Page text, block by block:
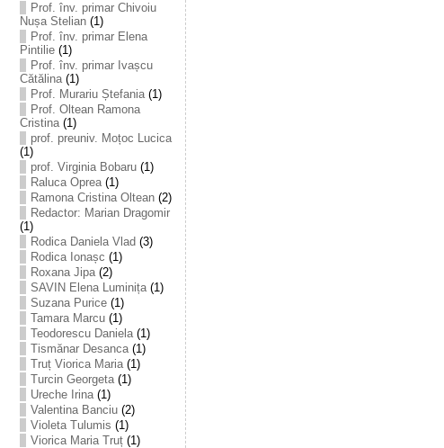
Prof. înv. primar Chivoiu
Nușa Stelian(1)
Prof. înv. primar Elena
Pintilie(1)
Prof. înv. primar Ivașcu
Cătălina(1)
Prof. Murariu Ștefania(1)
Prof. Oltean Ramona
Cristina(1)
prof. preuniv. Moțoc Lucica
(1)
prof. Virginia Bobaru(1)
Raluca Oprea(1)
Ramona Cristina Oltean(2)
Redactor: Marian Dragomir
(1)
Rodica Daniela Vlad (3)
Rodica Ionașc (1)
Roxana Jipa(2)
SAVIN Elena Luminița(1)
Suzana Purice(1)
Tamara Marcu(1)
Teodorescu Daniela(1)
Tismănar Desanca(1)
Truț Viorica Maria(1)
Turcin Georgeta(1)
Ureche Irina(1)
Valentina Banciu(2)
Violeta Tulumis (1)
Viorica Maria Truț(1)